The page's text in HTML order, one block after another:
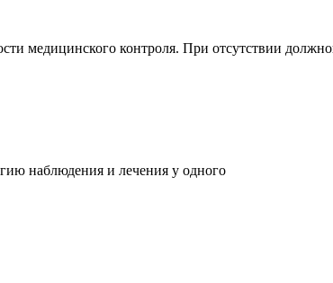
медицинского контроля. При отсутствии
наблюдения и лечения у одного